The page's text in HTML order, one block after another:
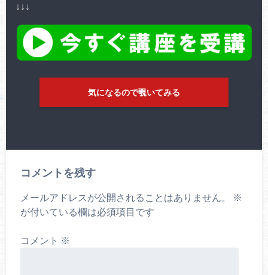
↓↓↓
気になるので覗いてみる
コメントを残す
メールアドレスが公開されることはありません。
※
が付いている欄は必須項目です
コメント ※